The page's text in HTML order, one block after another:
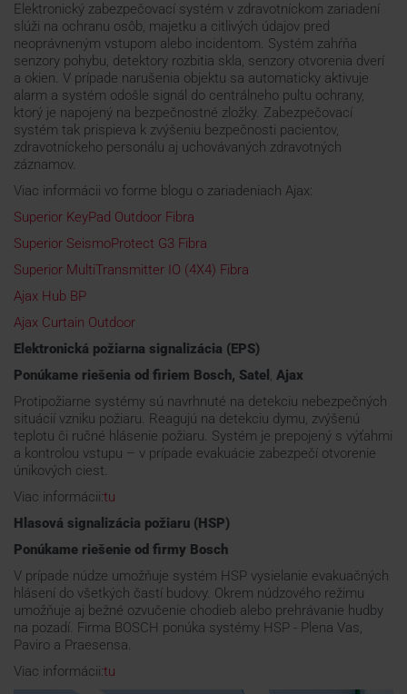
Elektronický zabezpečovací systém v zdravotníckom zariadení
slúži na ochranu osôb, majetku a citlivých údajov pred
neoprávneným vstupom alebo incidentom. Systém zahŕňa
senzory pohybu, detektory rozbitia skla, senzory otvorenia dverí
a okien. V prípade narušenia objektu sa automaticky aktivuje
alarm a systém odošle signál do centrálneho pultu ochrany,
ktorý je napojený na bezpečnostné zložky. Zabezpečovací
systém tak prispieva k zvýšeniu bezpečnosti pacientov,
zdravotníckeho personálu aj uchovávaných zdravotných
záznamov.
Viac informácii vo forme blogu o zariadeniach Ajax:
Superior KeyPad Outdoor Fibra
Superior SeismoProtect G3 Fibra
Superior MultiTransmitter IO (4X4) Fibra
Ajax Hub BP
Ajax Curtain Outdoor
Elektronická požiarna signalizácia (EPS)
Ponúkame riešenia od firiem Bosch, Satel , Ajax
Protipožiarne systémy sú navrhnuté na detekciu nebezpečných
situácií vzniku požiaru. Reagujú na detekciu dymu, zvýšenú
teplotu či ručné hlásenie požiaru. Systém je prepojený s výťahmi
a kontrolou vstupu – v prípade evakuácie zabezpečí otvorenie
únikových ciest.
Viac informácii:tu
Hlasová signalizácia požiaru (HSP)
Ponúkame riešenie od firmy Bosch
V prípade núdze umožňuje systém HSP vysielanie evakuačných
hlásení do všetkých častí budovy. Okrem núdzového režimu
umožňuje aj bežné ozvučenie chodieb alebo prehrávanie hudby
na pozadí. Firma BOSCH ponúka systémy HSP - Plena Vas,
Paviro a Praesensa.
Viac informácii:tu